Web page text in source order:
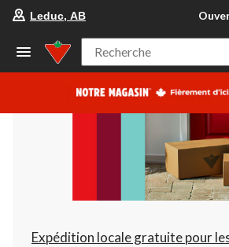
votre
préféré
Leduc,
AB,
Fermeture
à
22:00
cliquer
pour
changer
Leduc, AB
Recherche
Expédition locale gratuite pour